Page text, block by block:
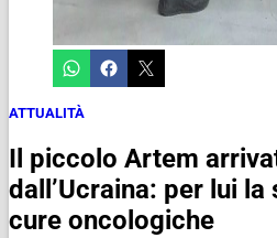
ATTUALITÀ
Il piccolo Artem
dall’Ucraina: per lui la
cure oncologiche